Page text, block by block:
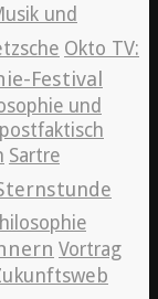
und
Okto TV:
Festival
und
postfaktisch
Sartre
Vortrag